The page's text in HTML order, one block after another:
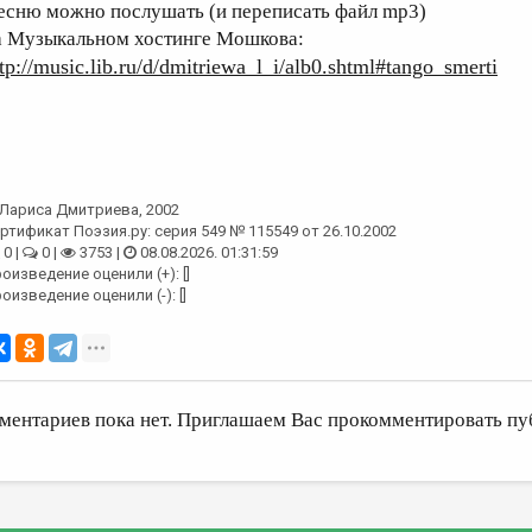
можно послушать (и переписать файл mp3)
Музыкальном хостинге Мошкова:
music.lib.ru/d/dmitriewa_l_i/alb0.shtml#tango_smerti
Лариса Дмитриева, 2002
Поэзия.ру: серия 549 № 115549 от 26.10.2002
0 |
0 | 3753 |
08.08.2026. 01:31:59
оценили (+): []
оценили (-): []
пока нет. Приглашаем Вас прокомментировать